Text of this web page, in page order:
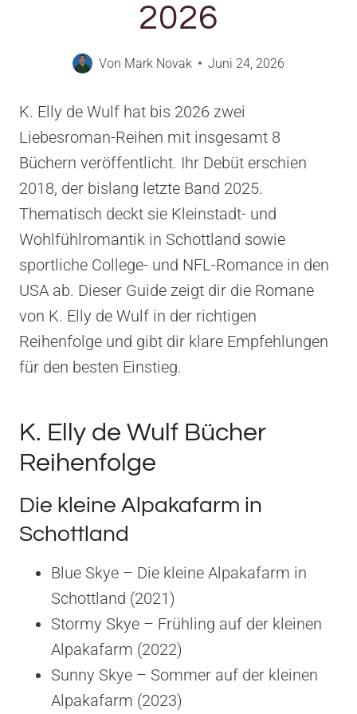
2026
Von Mark Novak Juni 24, 2026
K. Elly de Wulf hat bis 2026 zwei
Liebesroman-Reihen mit insgesamt 8
Büchern veröffentlicht. Ihr Debüt erschien
2018, der bislang letzte Band 2025.
Thematisch deckt sie Kleinstadt- und
Wohlfühlromantik in Schottland sowie
sportliche College- und NFL-Romance in den
USA ab. Dieser Guide zeigt dir die Romane
von K. Elly de Wulf in der richtigen
Reihenfolge und gibt dir klare Empfehlungen
für den besten Einstieg.
K. Elly de Wulf Bücher
Reihenfolge
Die kleine Alpakafarm in
Schottland
Blue Skye – Die kleine Alpakafarm in
Schottland (2021)
Stormy Skye – Frühling auf der kleinen
Alpakafarm (2022)
Sunny Skye – Sommer auf der kleinen
Alpakafarm (2023)